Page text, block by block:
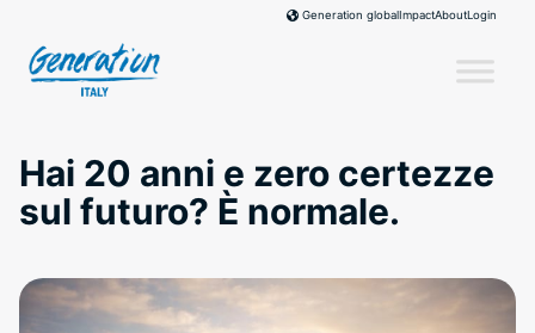
content
Generation globalImpactAboutLogin
Hai 20 anni e zero certezze
sul futuro? È normale.